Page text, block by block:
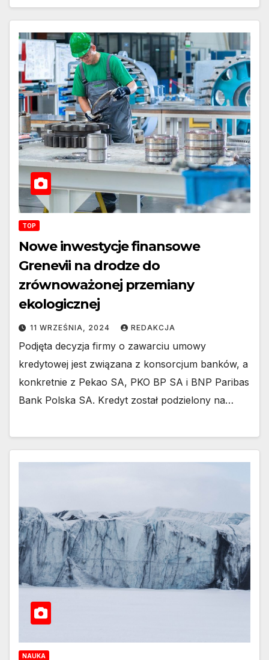
TOP
Nowe inwestycje finansowe
Grenevii na drodze do
zrównoważonej przemiany
ekologicznej
11 WRZEŚNIA, 2024 REDAKCJA
Podjęta decyzja firmy o zawarciu umowy
kredytowej jest związana z konsorcjum banków, a
konkretnie z Pekao SA, PKO BP SA i BNP Paribas
Bank Polska SA. Kredyt został podzielony na…
NAUKA